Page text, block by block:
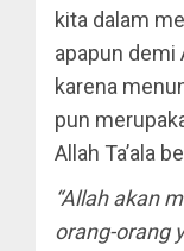
kita dalam
apapun demi
karena
pun
Allah Ta’ala
“Allah akan
orang-orang